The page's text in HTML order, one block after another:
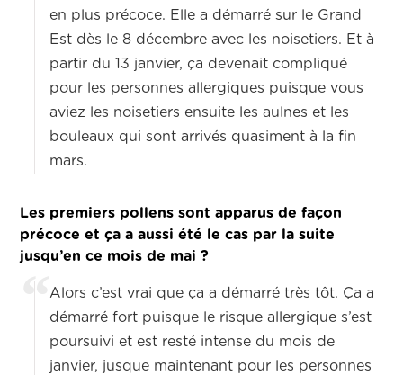
en plus précoce. Elle a démarré sur le Grand
Est dès le 8 décembre avec les noisetiers. Et à
partir du 13 janvier, ça devenait compliqué
pour les personnes allergiques puisque vous
aviez les noisetiers ensuite les aulnes et les
bouleaux qui sont arrivés quasiment à la fin
mars.
Les premiers pollens sont apparus de façon
précoce et ça a aussi été le cas par la suite
jusqu’en ce mois de mai ?
Alors c’est vrai que ça a démarré très tôt. Ça a
démarré fort puisque le risque allergique s’est
poursuivi et est resté intense du mois de
janvier, jusque maintenant pour les personnes